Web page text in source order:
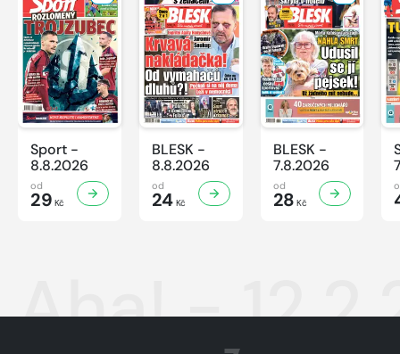
Sport -
8.8.2026
od
29 Kč
BLESK -
8.8.2026
od
24Kč
BLESK -
7.8.2026
od
28 Kč
Aha! -